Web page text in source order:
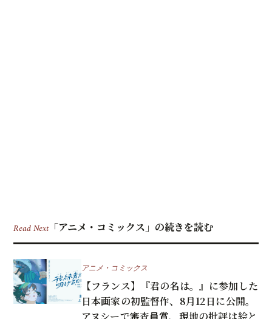
Read Next「アニメ・コミックス」の続きを読む
アニメ・コミックス
【フランス】『君の名は。』に参加した
日本画家の初監督作、8月12日に公開。